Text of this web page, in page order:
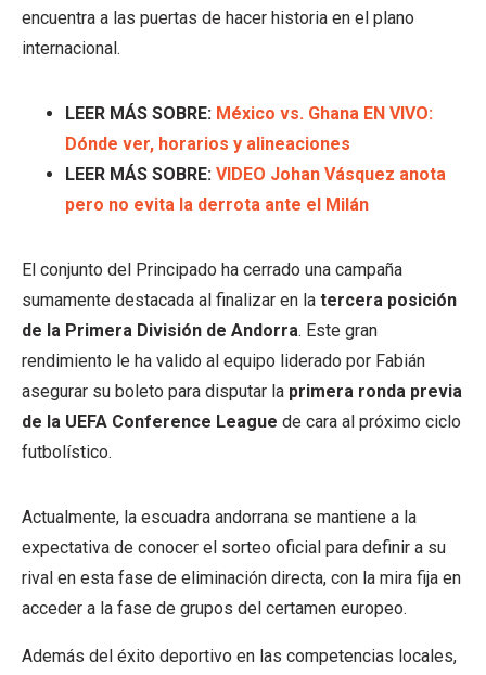
encuentra a las puertas de hacer historia en el plano
internacional.
LEER MÁS SOBRE: México vs. Ghana EN VIVO:
Dónde ver, horarios y alineaciones
LEER MÁS SOBRE: VIDEO Johan Vásquez anota
pero no evita la derrota ante el Milán
El conjunto del Principado ha cerrado una campaña
sumamente destacada al finalizar en la tercera posición
de la Primera División de Andorra. Este gran
rendimiento le ha valido al equipo liderado por Fabián
asegurar su boleto para disputar la primera ronda previa
de la UEFA Conference League de cara al próximo ciclo
futbolístico.
Actualmente, la escuadra andorrana se mantiene a la
expectativa de conocer el sorteo oficial para definir a su
rival en esta fase de eliminación directa, con la mira fija en
acceder a la fase de grupos del certamen europeo.
Además del éxito deportivo en las competencias locales,